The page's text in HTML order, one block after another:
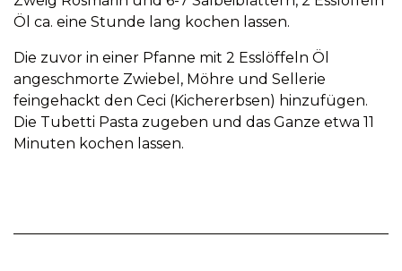
Öl ca. eine Stunde lang kochen lassen.
Die zuvor in einer Pfanne mit 2 Esslöffeln Öl
angeschmorte Zwiebel, Möhre und Sellerie
feingehackt den Ceci (Kichererbsen) hinzufügen.
Die Tubetti Pasta zugeben und das Ganze etwa 11
Minuten kochen lassen.